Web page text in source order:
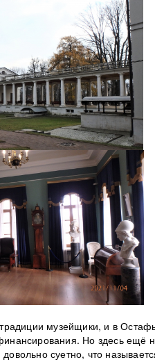
музейщики, и в
Но здесь ещё
суетно, что